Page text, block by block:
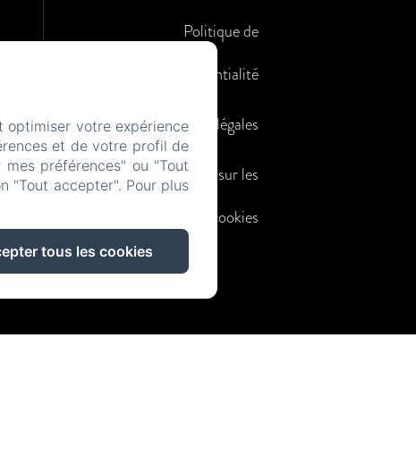
Politique de
confidentialité
Informations légales
Informations sur les
cookies
optimiser votre expérience
et de votre profil de
préférences" ou "Tout
"Tout accepter". Pour plus
tous les cookies